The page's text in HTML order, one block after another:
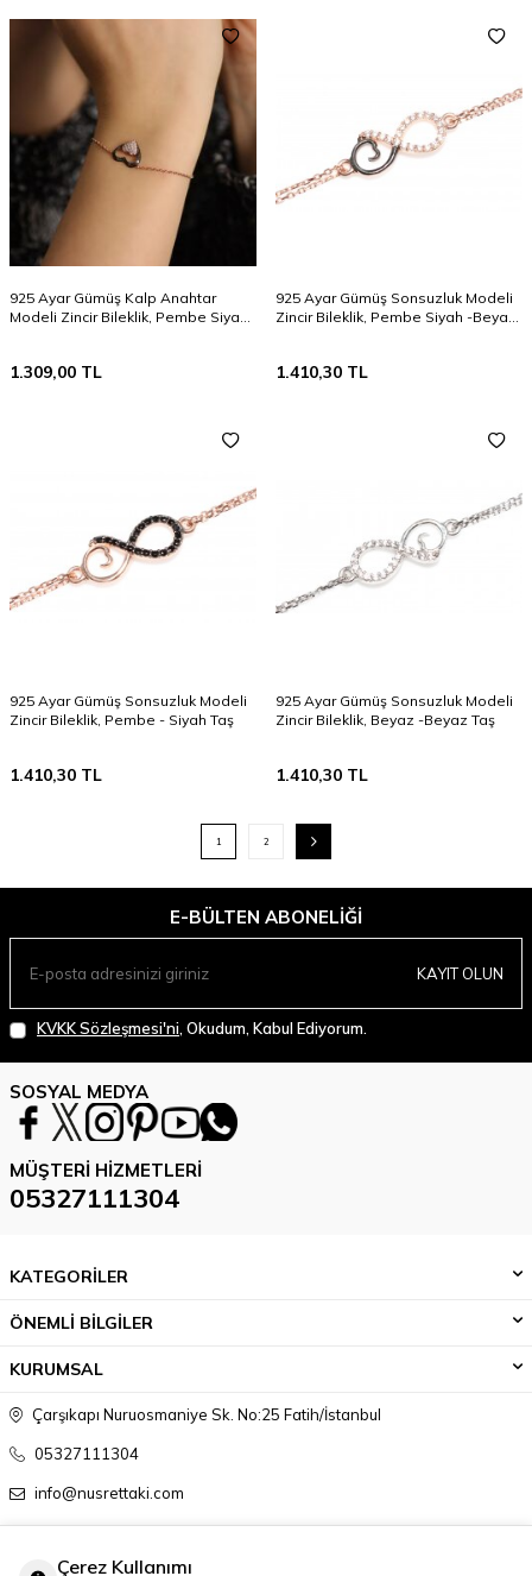
925 Ayar Gümüş Kalp Anahtar
Modeli Zincir Bileklik, Pembe Siyah
1.309,00 TL
925 Ayar Gümüş Sonsuzluk Modeli
Zincir Bileklik, Pembe Siyah -Beyaz
1.410,30 TL
925 Ayar Gümüş Sonsuzluk Modeli
Zincir Bileklik, Pembe - Siyah Taş
1.410,30 TL
925 Ayar Gümüş Sonsuzluk Modeli
Zincir Bileklik, Beyaz -Beyaz Taş
1.410,30 TL
1 2
E-BÜLTEN ABONELIĞI
KAYIT OLUN
KVKK Sözleşmesi'ni, Okudum, Kabul Ediyorum.
SOSYAL MEDYA
MÜŞTERI HIZMETLERI
05327111304
KATEGORİLER
ÖNEMLİ BİLGİLER
KURUMSAL
Çarşıkapı Nuruosmaniye Sk. No:25 Fatih/İstanbul
05327111304
info@nusrettaki.com
Çerez Kullanımı